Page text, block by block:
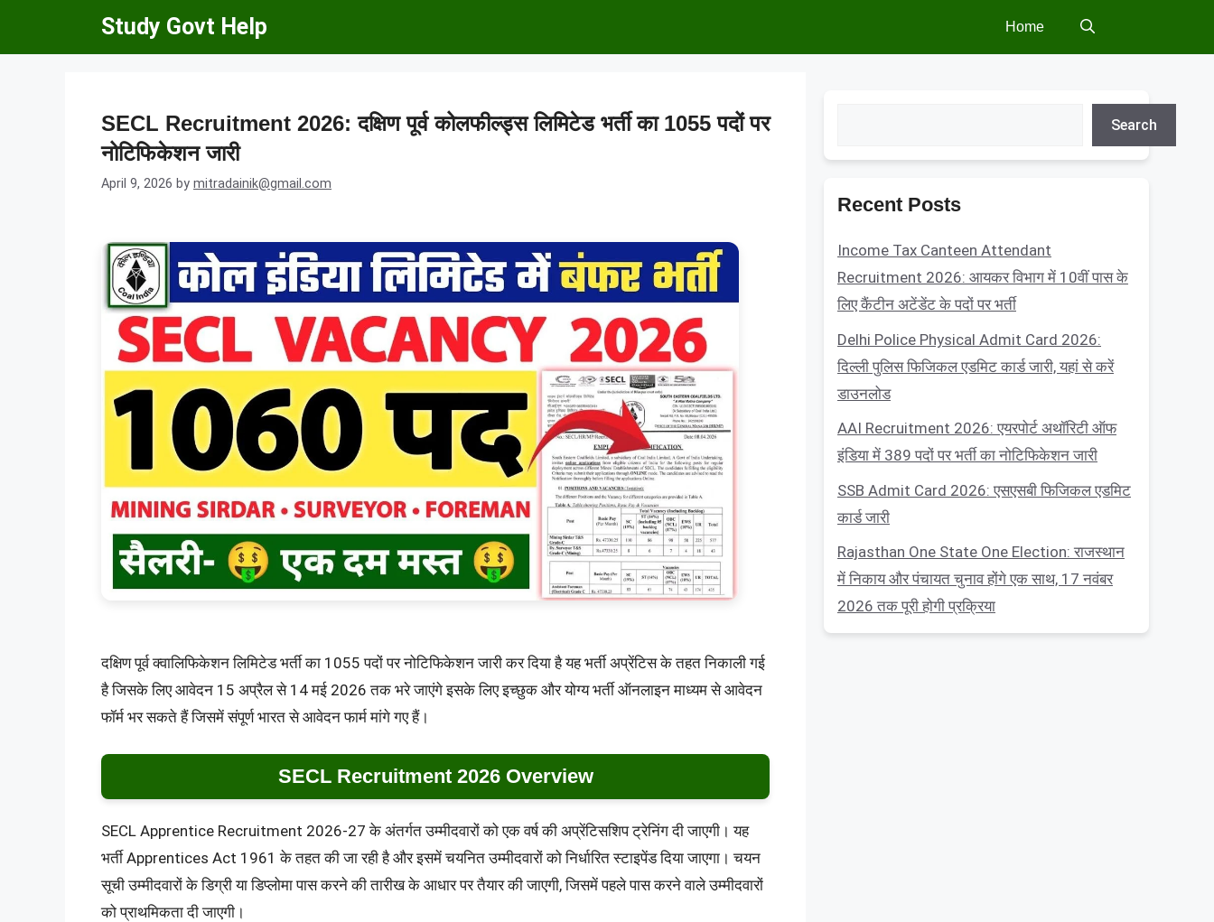
Study Govt Help Home
SECL Recruitment 2026: दक्षिण पूर्व कोलफील्ड्स लिमिटेड भर्ती का 1055 पदों पर
नोटिफिकेशन जारी
April 9, 2026 by mitradainik@gmail.com
दक्षिण पूर्व क्वालिफिकेशन लिमिटेड भर्ती का 1055 पदों पर नोटिफिकेशन जारी कर दिया है यह भर्ती अप्रेंटिस के तहत निकाली गई
है जिसके लिए आवेदन 15 अप्रैल से 14 मई 2026 तक भरे जाएंगे इसके लिए इच्छुक और योग्य भर्ती ऑनलाइन माध्यम से आवेदन
फॉर्म भर सकते हैं जिसमें संपूर्ण भारत से आवेदन फार्म मांगे गए हैं।
SECL Recruitment 2026 Overview
SECL Apprentice Recruitment 2026-27 के अंतर्गत उम्मीदवारों को एक वर्ष की अप्रेंटिसशिप ट्रेनिंग दी जाएगी। यह
भर्ती Apprentices Act 1961 के तहत की जा रही है और इसमें चयनित उम्मीदवारों को निर्धारित स्टाइपेंड दिया जाएगा। चयन
सूची उम्मीदवारों के डिग्री या डिप्लोमा पास करने की तारीख के आधार पर तैयार की जाएगी, जिसमें पहले पास करने वाले उम्मीदवारों
को प्राथमिकता दी जाएगी।
Search
Recent Posts
Income Tax Canteen Attendant
Recruitment 2026: आयकर विभाग में 10वीं पास के
लिए कैंटीन अटेंडेंट के पदों पर भर्ती
Delhi Police Physical Admit Card 2026:
दिल्ली पुलिस फिजिकल एडमिट कार्ड जारी, यहां से करें
डाउनलोड
AAI Recruitment 2026: एयरपोर्ट अथॉरिटी ऑफ
इंडिया में 389 पदों पर भर्ती का नोटिफिकेशन जारी
SSB Admit Card 2026: एसएसबी फिजिकल एडमिट
कार्ड जारी
Rajasthan One State One Election: राजस्थान
में निकाय और पंचायत चुनाव होंगे एक साथ, 17 नवंबर
2026 तक पूरी होगी प्रक्रिया